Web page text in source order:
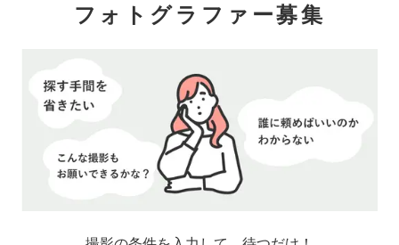
フォトグラファー募集